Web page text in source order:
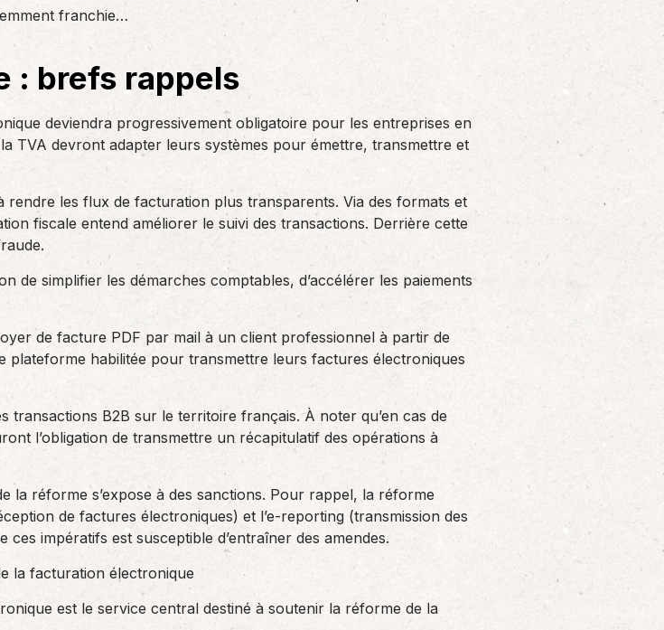
AS Entreprises vous…
des réglementations qui…
Solutions informatiques
Notre volonté de renforcer l’autonomie
de nos adhérents dans la tenue de leur
franchie…
: brefs rappels
deviendra progressivement obligatoire pour les entreprises en
TVA devront adapter leurs systèmes pour émettre, transmettre et
rendre les flux de facturation plus transparents. Via des formats et
fiscale entend améliorer le suivi des transactions. Derrière cette
de simplifier les démarches comptables, d’accélérer les paiements
de facture PDF par mail à un client professionnel à partir de
plateforme habilitée pour transmettre leurs factures électroniques
B2B sur le territoire français. À noter qu’en cas de
l’obligation de transmettre un récapitulatif des opérations à
la réforme s’expose à des sanctions. Pour rappel, la réforme
de factures électroniques) et l’e-reporting (transmission des
ces impératifs est susceptible d’entraîner des amendes.
la facturation électronique
est le service central destiné à soutenir la réforme de la